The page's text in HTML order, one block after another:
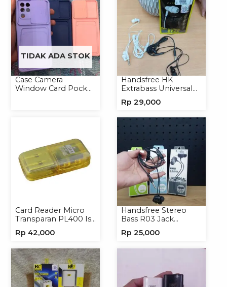
TIDAK ADA STOK
Case Camera
Window Card Pocket
Handsfree HK
Extrabass Universal
Earphone Headset
Rp 29,000
Card Reader Micro
Transparan PL400 Isi
Rp 42,000
Handsfree Stereo
Bass R03 Jack
Headset Earphone
Rp 25,000